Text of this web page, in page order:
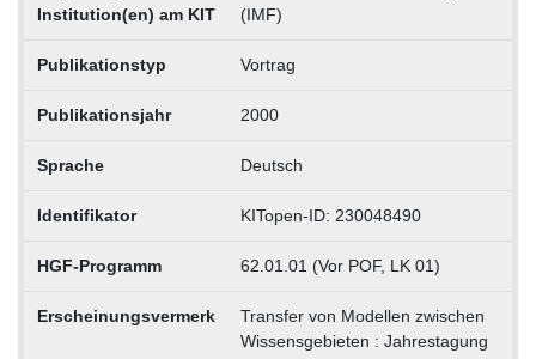
Institution(en) am KIT
(IMF)
Publikationstyp Vortrag
Publikationsjahr 2000
Sprache Deutsch
Identifikator KITopen-ID: 230048490
HGF-Programm 62.01.01 (Vor POF, LK 01)
Erscheinungsvermerk
Transfer von Modellen zwischen
Wissensgebieten : Jahrestagung